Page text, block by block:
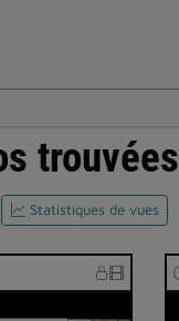
trouvées
Statistiques de vues